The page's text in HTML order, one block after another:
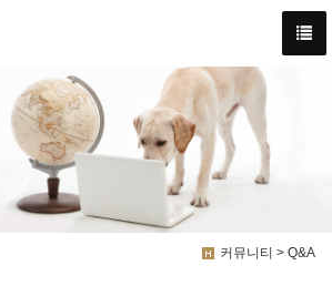
커뮤니티 > Q&A